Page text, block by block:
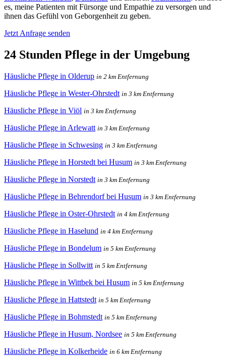
es, meine Patienten mit Fürsorge und Empathie zu versorgen und
ihnen das Gefühl von Geborgenheit zu geben.
Jetzt Anfrage senden
24 Stunden Pflege in der Umgebung
Häusliche Pflege in Olderup in 2 km Entfernung
Häusliche Pflege in Wester-Ohrstedt in 3 km Entfernung
Häusliche Pflege in Viöl in 3 km Entfernung
Häusliche Pflege in Arlewatt in 3 km Entfernung
Häusliche Pflege in Schwesing in 3 km Entfernung
Häusliche Pflege in Horstedt bei Husum in 3 km Entfernung
Häusliche Pflege in Norstedt in 3 km Entfernung
Häusliche Pflege in Behrendorf bei Husum in 3 km Entfernung
Häusliche Pflege in Oster-Ohrstedt in 4 km Entfernung
Häusliche Pflege in Haselund in 4 km Entfernung
Häusliche Pflege in Bondelum in 5 km Entfernung
Häusliche Pflege in Sollwitt in 5 km Entfernung
Häusliche Pflege in Wittbek bei Husum in 5 km Entfernung
Häusliche Pflege in Hattstedt in 5 km Entfernung
Häusliche Pflege in Bohmstedt in 5 km Entfernung
Häusliche Pflege in Husum, Nordsee in 5 km Entfernung
Häusliche Pflege in Kolkerheide in 6 km Entfernung